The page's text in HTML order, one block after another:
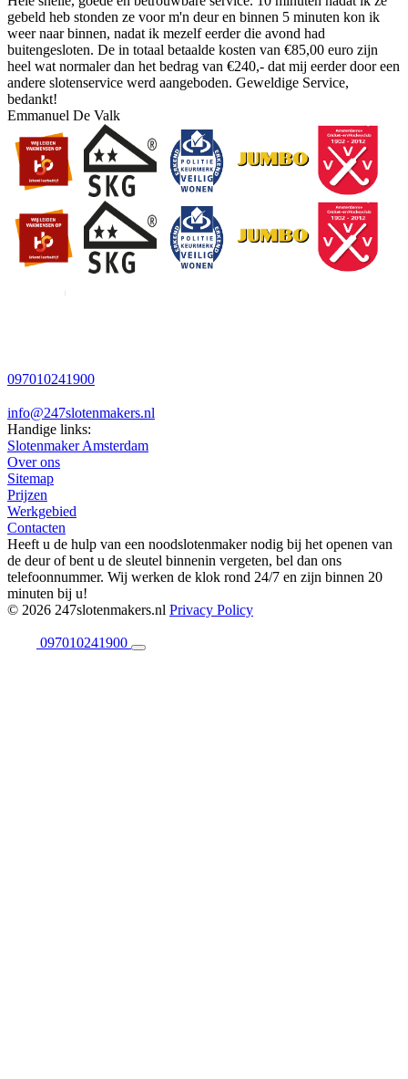
gebeld heb stonden ze voor m'n deur en binnen 5 minuten kon ik
weer naar binnen, nadat ik mezelf eerder die avond had
buitengesloten. De in totaal betaalde kosten van €85,00 euro zijn
heel wat normaler dan het bedrag van €240,- dat mij eerder door een
andere slotenservice werd aangeboden. Geweldige Service,
bedankt!
Emmanuel De Valk
097010241900
info@247slotenmakers.nl
Handige links:
Slotenmaker Amsterdam
Over ons
Sitemap
Prijzen
Werkgebied
Contacten
Heeft u de hulp van een noodslotenmaker nodig bij het openen van
de deur of bent u de sleutel binnenin vergeten, bel dan ons
telefoonnummer. Wij werken de klok rond 24/7 en zijn binnen 20
minuten bij u!
© 2026 247slotenmakers.nl Privacy Policy
097010241900